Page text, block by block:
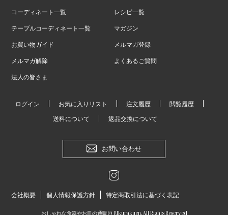
コーディネート一覧 レシピ一覧
テーブルコーディネート一覧 マガジン
お買い物ガイド メルマガ登録
メルマガ解除 よくあるご質問
法人の皆さま
ログイン お気に入りリスト 注文履歴 閲覧履歴
送料について 返品交換について
お問い合わせ
会社概要 個人情報保護方針 特定商取引法に基づく表記
おしゃれな食器やお皿の通販© Mkurakuen,All Rights Reserved